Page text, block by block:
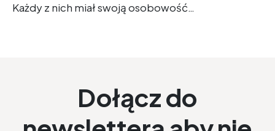
Każdy z nich miał swoją osobowość…
Dołącz do